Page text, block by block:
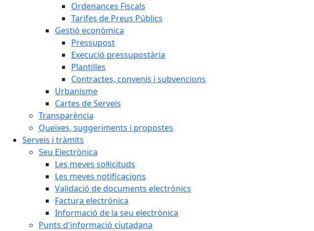
Ordenances Fiscals
Tarifes de Preus Públics
Gestió econòmica
Pressupost
Execució pressupostària
Plantilles
Contractes, convenis i subvencions
Urbanisme
Cartes de Serveis
Transparència
Queixes, suggeriments i propostes
Serveis i tràmits
Seu Electrònica
Les meves sol·licituds
Les meves notificacions
Validació de documents electrònics
Factura electrònica
Informació de la seu electrònica
Punts d'informació ciutadana